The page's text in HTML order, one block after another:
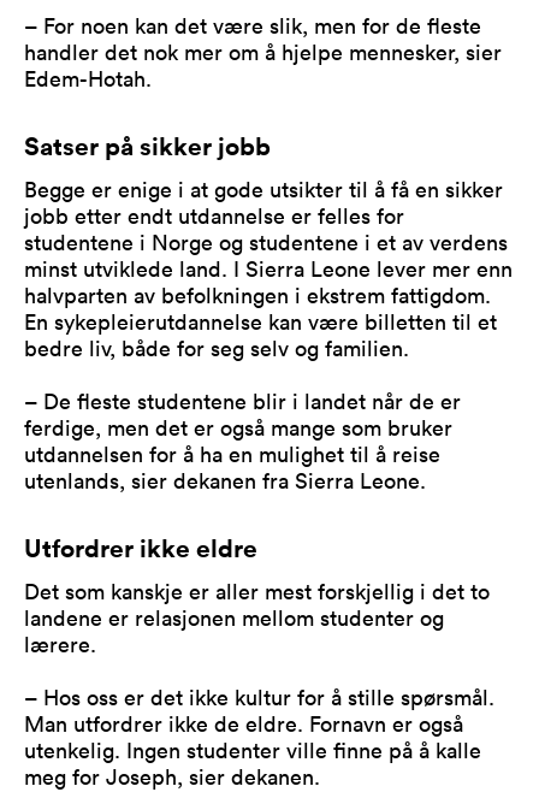
– For noen kan det være slik, men for de fleste
handler det nok mer om å hjelpe mennesker, sier
Edem-Hotah.
Satser på sikker jobb
Begge er enige i at gode utsikter til å få en sikker
jobb etter endt utdannelse er felles for
studentene i Norge og studentene i et av verdens
minst utviklede land. I Sierra Leone lever mer enn
halvparten av befolkningen i ekstrem fattigdom.
En sykepleierutdannelse kan være billetten til et
bedre liv, både for seg selv og familien.
– De fleste studentene blir i landet når de er
ferdige, men det er også mange som bruker
utdannelsen for å ha en mulighet til å reise
utenlands, sier dekanen fra Sierra Leone.
Utfordrer ikke eldre
Det som kanskje er aller mest forskjellig i det to
landene er relasjonen mellom studenter og
lærere.
– Hos oss er det ikke kultur for å stille spørsmål.
Man utfordrer ikke de eldre. Fornavn er også
utenkelig. Ingen studenter ville finne på å kalle
meg for Joseph, sier dekanen.